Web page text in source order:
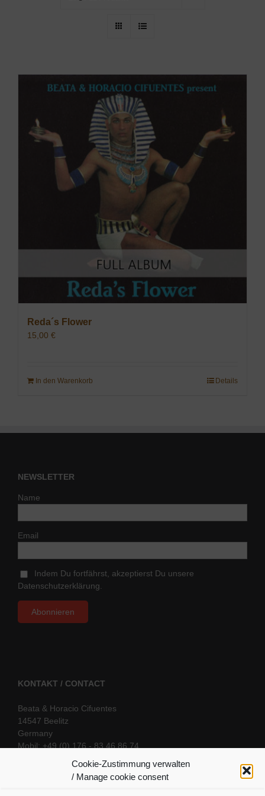
Cookie-Zustimmung verwalten
/ Manage cookie consent
Reda´s Flower
15,00 €
In den Warenkorb Details
NEWSLETTER
Name
Email
Indem Du fortfährst, akzeptierst Du unsere
Datenschutzerklärung.
KONTAKT / CONTACT
Beata & Horacio Cifuentes
14547 Beelitz
Germany
Mobil: +49 (0) 176 - 83 46 86 74